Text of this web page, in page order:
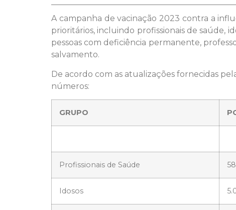
A campanha de vacinação 2023 contra a
prioritários, incluindo profissionais de saúde,
pessoas com deficiência permanente,
salvamento.
De acordo com as atualizações fornecidas
números:
GRUPO
Profissionais de Saúde
Idosos